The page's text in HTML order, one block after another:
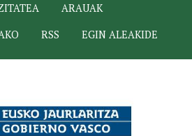
ARAUAK
RSS EGIN ALEAKIDE